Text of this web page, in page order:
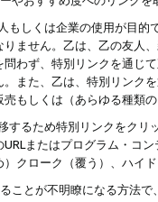
もしくは企業の使用が目
ません。乙は、乙の友人
わず、特別リンクを通じ
また、乙は、特別リンク
もしくは（あらゆる種類
するため特別リンクをク
またはプログラム・コ
クローク（覆う）、ハイ
ことが不明瞭になる方法